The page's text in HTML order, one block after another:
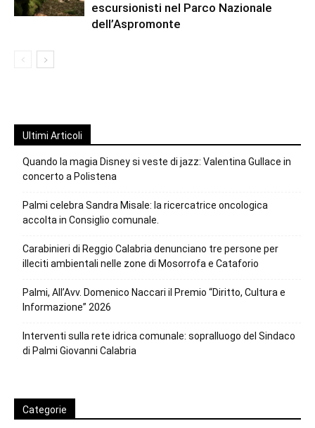
escursionisti nel Parco Nazionale
dell’Aspromonte
Ultimi Articoli
Quando la magia Disney si veste di jazz: Valentina Gullace in
concerto a Polistena
Palmi celebra Sandra Misale: la ricercatrice oncologica
accolta in Consiglio comunale.
Carabinieri di Reggio Calabria denunciano tre persone per
illeciti ambientali nelle zone di Mosorrofa e Cataforio
Palmi, All’Avv. Domenico Naccari il Premio “Diritto, Cultura e
Informazione” 2026
Interventi sulla rete idrica comunale: sopralluogo del Sindaco
di Palmi Giovanni Calabria
Categorie